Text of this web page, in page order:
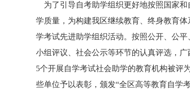
为了引导自考助学组织更好地按照国家和
学质量，为构建我区继续教育、终身教育
学考试先进助学组织活动。按照公开、公
小组评议、社会公示等环节的认真评选，
5个开展自学考试社会助学的教育机构被评
些单位予以表彰，颁发“全区高等教育自学